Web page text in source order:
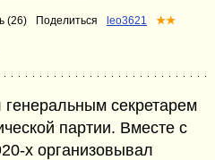
(26) Поделиться leo3621 ★★
секретарем
партии. Вместе с
х организовывал